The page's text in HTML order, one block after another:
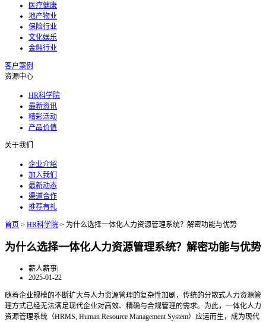
医疗健康
地产物业
保险行业
文化娱乐
金融行业
客户案例
资源中心
HR科学院
最新资讯
精彩活动
产品价值
关于我们
企业介绍
加入我们
最新动态
渠道合作
推荐有礼
首页 > HR科学院 > 为什么选择一体化人力资源管理系统？解密功能与优势
为什么选择一体化人力资源管理系统？解密功能与优势
薪人薪事|
2025-01-22
随着企业规模的不断扩大与人力资源管理的复杂性加剧，传统的分散式人力资源管
理方式已经无法满足现代企业对高效、精确与合规管理的需求。为此，一体化人力
资源管理系统（HRMS, Human Resource Management System）应运而生，成为现代